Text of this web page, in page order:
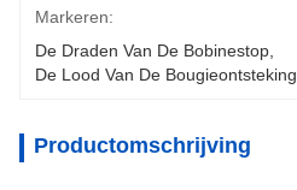
Markeren:
De Draden Van De Bobinestop
De Lood Van De Bougieontsteking
Productomschrijving